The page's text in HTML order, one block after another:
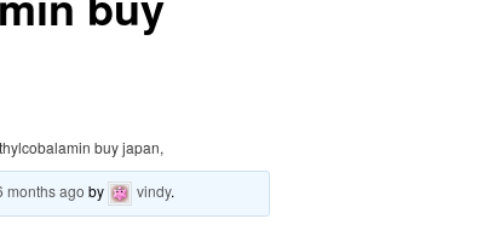
buy japan,
months ago by vindy.